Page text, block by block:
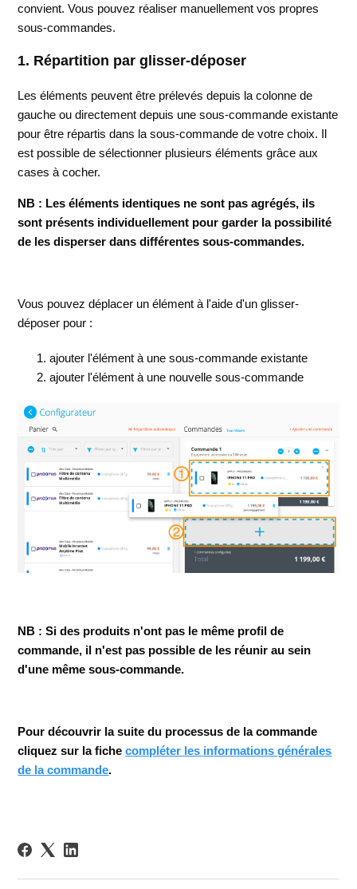
convient. Vous pouvez réaliser manuellement vos propres
sous-commandes.
1. Répartition par glisser-déposer
Les éléments peuvent être prélevés depuis la colonne de
gauche ou directement depuis une sous-commande existante
pour être répartis dans la sous-commande de votre choix. Il
est possible de sélectionner plusieurs éléments grâce aux
cases à cocher.
NB : Les éléments identiques ne sont pas agrégés, ils
sont présents individuellement pour garder la possibilité
de les disperser dans différentes sous-commandes.
Vous pouvez déplacer un élément à l'aide d'un glisser-
déposer pour :
ajouter l'élément à une sous-commande existante
ajouter l'élément à une nouvelle sous-commande
NB : Si des produits n'ont pas le même profil de
commande, il n'est pas possible de les réunir au sein
d'une même sous-commande.
Pour découvrir la suite du processus de la commande
cliquez sur la fichecompléter les informations générales
de la commande.